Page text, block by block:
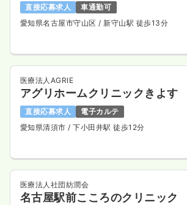
直接応募求人
車通勤可
愛知県名古屋市守山区/ 新守山駅 徒歩13分
医療法人AGRIE
アグリホームクリニックきよす
直接応募求人
電子カルテ
愛知県清須市/ 下小田井駅 徒歩12分
医療法人社団紡潤会
名古屋駅前こころのクリニック